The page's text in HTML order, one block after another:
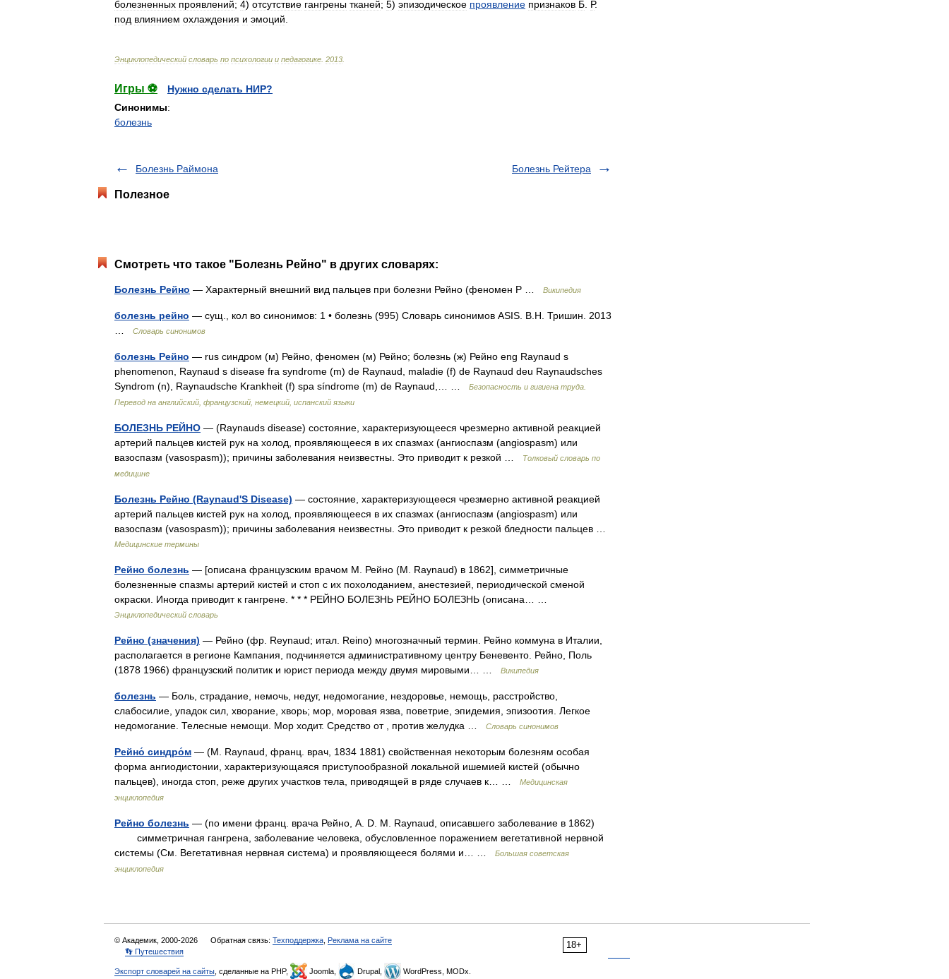
болезненных проявлений; 4) отсутствие гангрены тканей; 5) эпизодическое проявление признаков Б Р.
под влиянием охлаждения и эмоций
Энциклопедический словарь по психологии и педагогике 2013
Игры ⚽
Нужно сделать НИР?
Синонимы:
болезнь
Болезнь Раймона Болезнь Рейтера
Полезное
Смотреть что такое "Болезнь Рейно" в других словарях:
Болезнь Рейно — Характерный внешний вид пальцев при болезни Рейно (феномен Р … Википедия
болезнь рейно — сущ., кол во синонимов: 1 • болезнь (995) Словарь синонимов ASIS. В.Н. Тришин. 2013
Словарь синонимов
болезнь Рейно — rus синдром (м) Рейно, феномен (м) Рейно; болезнь (ж) Рейно eng Raynaud s
phenomenon, Raynaud s disease fra syndrome (m) de Raynaud, maladie (f) de Raynaud deu Raynaudsches
Syndrom (n), Raynaudsche Krankheit (f) spa síndrome (m) de Raynaud,… …
Безопасность и гигиена труда.
Перевод на английский, французский, немецкий, испанский языки
БОЛЕЗНЬ РЕЙНО — (Raynauds disease) состояние, характеризующееся чрезмерно активной реакцией
артерий пальцев кистей рук на холод, проявляющееся в их спазмах (ангиоспазм (angiospasm) или
вазоспазм (vasospasm)); причины заболевания неизвестны. Это приводит к резкой …
Толковый словарь по
медицине
Болезнь Рейно (Raynaud'S Disease) — состояние, характеризующееся чрезмерно активной реакцией
артерий пальцев кистей рук на холод, проявляющееся в их спазмах (ангиоспазм (angiospasm) или
вазоспазм (vasospasm)); причины заболевания неизвестны. Это приводит к резкой бледности пальцев …
Медицинские термины
Рейно болезнь — [описана французским врачом М. Рейно (М. Raynaud) в 1862], симметричные
болезненные спазмы артерий кистей и стоп с их похолоданием, анестезией, периодической сменой
окраски. Иногда приводит к гангрене. * * * РЕЙНО БОЛЕЗНЬ РЕЙНО БОЛЕЗНЬ (описана… …
Энциклопедический словарь
Рейно (значения) — Рейно (фр. Reynaud; итал. Reino) многозначный термин. Рейно коммуна в Италии,
располагается в регионе Кампания, подчиняется административному центру Беневенто. Рейно, Поль
(1878 1966) французский политик и юрист периода между двумя мировыми… …
Википедия
болезнь — Боль, страдание, немочь, недуг, недомогание, нездоровье, немощь, расстройство,
слабосилие, упадок сил, хворание, хворь; мор, моровая язва, поветрие, эпидемия, эпизоотия. Легкое
недомогание. Телесные немощи. Мор ходит. Средство от , против желудка …
Словарь синонимов
Рейно́ синдро́м — (М. Raynaud, франц. врач, 1834 1881) свойственная некоторым болезням особая
форма ангиодистонии, характеризующаяся приступообразной локальной ишемией кистей (обычно
пальцев), иногда стоп, реже других участков тела, приводящей в ряде случаев к… …
Медицинская
энциклопедия
Рейно болезнь — (по имени франц. врача Рейно, A. D. М. Raynaud, описавшего заболевание в 1862)
симметричная гангрена, заболевание человека, обусловленное поражением вегетативной нервной
системы (См. Вегетативная нервная система) и проявляющееся болями и… …
Большая советская
энциклопедия
18+
© Академик, 2000-2026 Обратная связь: Техподдержка Реклама на сайте
👣 Путешествия
Экспорт словарей на сайты , сделанные на PHP, Joomla, Drupal, WordPress, MODx.